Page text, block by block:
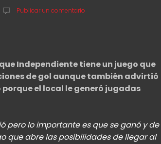
Publicar un comentario
Independiente tiene un juego que
de gol aunque también advirtió
el local le generó jugadas
pero lo importante es que se ganó y de
que abre las posibilidades de llegar al